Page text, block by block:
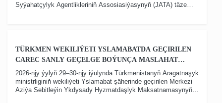
Syýahatçylyk Agentlikleriniň Assosiasiýasynyň (JATA) täze
TÜRKMEN WEKILIÝETI YSLAMABATDA GEÇIRILEN
CAREC SANLY GEÇELGE BOÝUNÇA MASLAHAT
BERIŞ DUŞUŞYGYNA GATNAŞDY
2026-njy ýylyň 29–30-njy iýulynda Türkmenistanyň Aragatnaşyk
ministrliginiň wekiliýeti Yslamabat şäherinde geçirilen Merkezi
Aziýa Sebitleýin Ykdysady Hyzmatdaşlyk Maksatnamasynyň